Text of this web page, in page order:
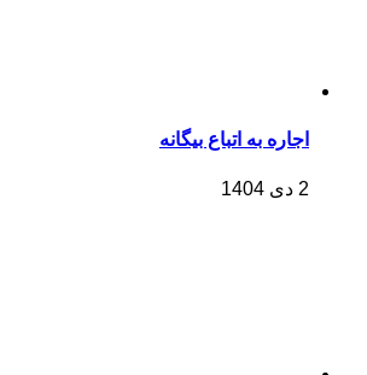
اجاره به اتباع بیگانه
2 دی 1404